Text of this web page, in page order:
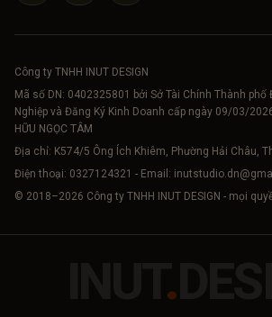
Công ty TNHH INUT DESIGN
Mã số DN: 0402325801
bởi Sở Tài Chính Thành
Nghiệp và Đăng Ký Kinh Doanh cấp ngày 09/03/
HỮU NGỌC TÂM
Địa chỉ: K574/5 Ông Ích Khiêm, Phường Hải Châu,
Điện thoại: 0327124321 - Email:
© 2018–2026 Công ty TNHH INUT DESIGN - mọi
.